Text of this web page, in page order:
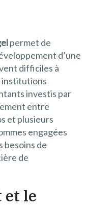
permet de
d’une
difficiles à
institutions
investis par
entre
et plusieurs
engagées
besoins de
de
et le